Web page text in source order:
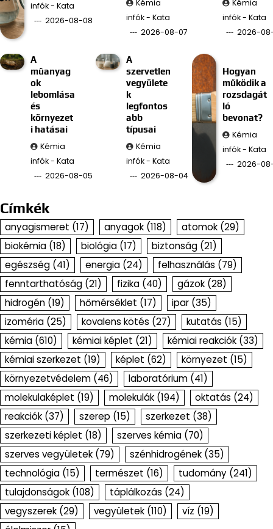
infók - Kata
2026-08-08
Kémia
infók - Kata
2026-08-07
Kémia
infók - Kata
2026-
A
műanyag
ok
lebomlása
és
környezet
i hatásai
Kémia
infók - Kata
2026-08-05
A
szervetlen
vegyülete
k
legfontos
abb
típusai
Kémia
infók - Kata
2026-08-04
Hogyan
működik a
rozsdagát
ló
bevonat?
Kémia
infók - Kata
2026-
Címkék
anyagismeret (17) anyagok (118) atomok (29)
biokémia (18) biológia (17) biztonság (21)
egészség (41) energia (24) felhasználás (79)
fenntarthatóság (21) fizika (40) gázok (28)
hidrogén (19) hőmérséklet (17) ipar (35)
izoméria (25) kovalens kötés (27) kutatás (15)
kémia (610) kémiai képlet (21) kémiai reakciók (33)
kémiai szerkezet (19) képlet (62) környezet (15)
környezetvédelem (46) laboratórium (41)
molekulaképlet (19) molekulák (194) oktatás (24)
reakciók (37) szerep (15) szerkezet (38)
szerkezeti képlet (18) szerves kémia (70)
szerves vegyületek (79) szénhidrogének (35)
technológia (15) természet (16) tudomány (241)
tulajdonságok (108) táplálkozás (24)
vegyszerek (29) vegyületek (110) víz (19)